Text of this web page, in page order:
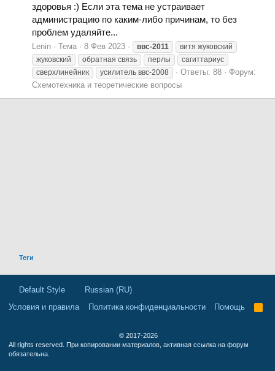
здоровья :) Если эта тема не устраивает
администрацию по каким-либо причинам, то без
проблем удаляйте...
Lenin Тема 8 Фев 2023 ввс-2011
витя жуковский
жуковский
обратная связь перлы
сагиттариус
сверхлинейник
усилитель ввс-2008 Ответы: 88
Форум:
Схемотехника и теоретические вопросы
Теги
Default Style
Russian (RU)
Условия и правила
Политика конфиденциальности Помощь
R
© 2017-2026
All rights reserved. При копировании материалов, активная ссылка на форум
обязательна.